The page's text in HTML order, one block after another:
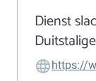
Dienst
https://